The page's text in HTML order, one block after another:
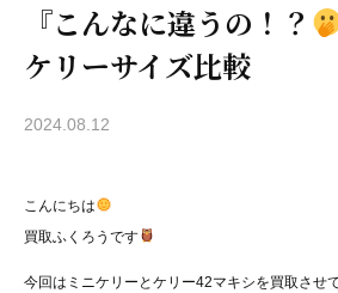
『こんなに違うの！？
ケリーサイズ比較
2024.08.12
こんにちは
買取ふくろうです
今回はミニケリーとケリー42マキシを買取させ